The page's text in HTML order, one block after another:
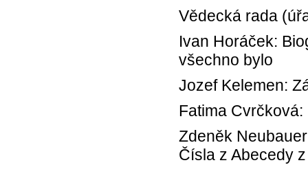
Vědecká rada
Ivan Horáček:
všechno bylo
Jozef Kelemen:
Fatima
Zdeněk
Čísla z Abecedy